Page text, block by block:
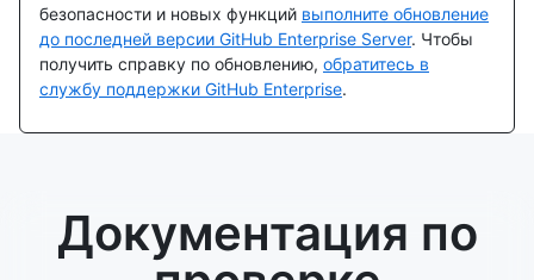
безопасности и новых функций выполните обновление
до последней версии GitHub Enterprise Server. Чтобы
получить справку по обновлению, обратитесь в
службу поддержки GitHub Enterprise.
Документация по